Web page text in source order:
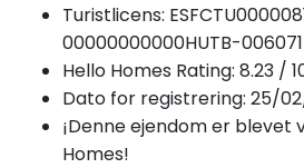
Turistlicens:
00000000000HUTB-
Hello Homes Rating: 8.23 /
Dato for registrering: 25/
¡Denne ejendom er blevet
Homes!